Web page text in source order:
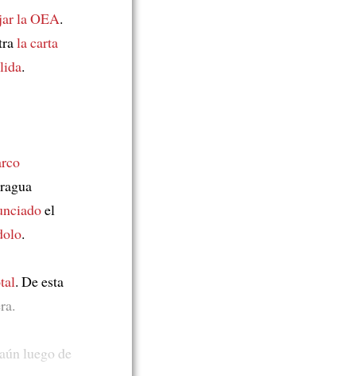
la OEA.
la carta
.
el
.
. De esta
luego de